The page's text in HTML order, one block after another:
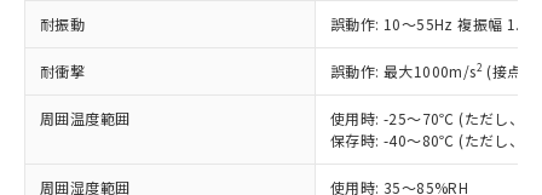
耐振動 誤動作: 10～55Hz 複振幅
耐衝撃 誤動作: 最大1000m/s2 (接点
周囲温度範囲
使用時: -25～70℃ (ただし、氷
保存時: -40～80℃ (ただし、氷
周囲湿度範囲 使用時: 35～85%RH
タに基づき作成されるものであり、閲
覧された時点での実際の在庫および標
準価格とは異なる場合があることをご
正式な納期状況および標準価格はお客
様のお取引先、またはお客様担当のオ
ムロン制御機器販売店・当社販売員に
鉛(Pb) 1000ppm以下、 水銀(Hg) 1000ppm以下、 カド
六価クロム(Cr(Ⅵ)) 1000ppm以下、ポリ臭化ビフェニル
類(PBB) 1000ppm以下、ポリ臭化ジフェニルエーテル類
(PBDE) 1000ppm以下、フタル酸ビス(2-エチルヘキシ
ル) (DEHP)(別名：DOP) 1000ppm以下、フタル酸ブチ
ルベンジル（BBP） 1000ppm以下、フタル酸ジブチル
（DBP） 1000ppm以下、フタル酸ジイソブチル
但し、RoHS指令で産業用監視および制御機器に対する
*中国RoHS10物質の基準値 (GB/T26572)：
Pb(鉛) :1000ppm、 Hg(水銀) : 1000ppm、 Cd(カドミウ
Cr(Ⅵ)(六価クロム) : 1000ppm、 PBBs(ポリ臭化ビフェ
ニル類) : 1000ppm、 PBDEs(ポリ臭化ジフェニルエーテ
ル類) : 1000ppm、
DBP(フタル酸ジブチル) : 1000ppm、 DIBP(フタル酸ジ
または国外への提供する場合は、日本
国政府の輸出許可(または役務取引許
可)を取得するなどの必要な手続きを
当社は規制貨物を破棄する場合は、完
全に破砕するなど、違法に輸出されな
いよう必要な手段を講じます。
当社は貴社製品を、核兵器、ミサイ
一定数以上の在庫あり
一定数には満たないが在庫あり